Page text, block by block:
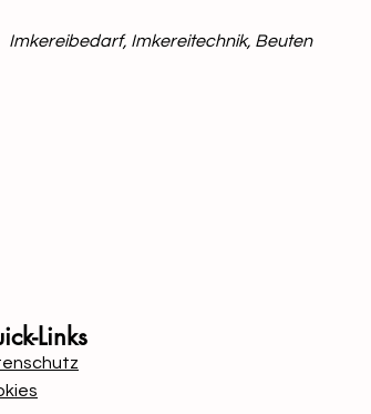
Imkereibedarf, Imkereitechnik, Beuten
Links